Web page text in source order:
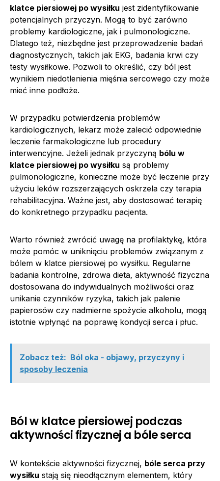
klatce piersiowej po wysiłku jest zidentyfikowanie
potencjalnych przyczyn. Mogą to być zarówno
problemy kardiologiczne, jak i pulmonologiczne.
Dlatego też, niezbędne jest przeprowadzenie badań
diagnostycznych, takich jak EKG, badania krwi czy
testy wysiłkowe. Pozwoli to określić, czy ból jest
wynikiem niedotlenienia mięśnia sercowego czy może
mieć inne podłoże.
W przypadku potwierdzenia problemów
kardiologicznych, lekarz może zalecić odpowiednie
leczenie farmakologiczne lub procedury
interwencyjne. Jeżeli jednak przyczyną bólu w
klatce piersiowej po wysiłku są problemy
pulmonologiczne, konieczne może być leczenie przy
użyciu leków rozszerzających oskrzela czy terapia
rehabilitacyjna. Ważne jest, aby dostosować terapię
do konkretnego przypadku pacjenta.
Warto również zwrócić uwagę na profilaktykę, która
może pomóc w uniknięciu problemów związanym z
bólem w klatce piersiowej po wysiłku. Regularne
badania kontrolne, zdrowa dieta, aktywność fizyczna
dostosowana do indywidualnych możliwości oraz
unikanie czynników ryzyka, takich jak palenie
papierosów czy nadmierne spożycie alkoholu, mogą
istotnie wpłynąć na poprawę kondycji serca i płuc.
Zobacz też: Ból oka - objawy, przyczyny i
sposoby leczenia
Ból w klatce piersiowej podczas
aktywności fizycznej a bóle serca
W kontekście aktywności fizycznej, bóle serca przy
wysiłku stają się nieodłącznym elementem, który